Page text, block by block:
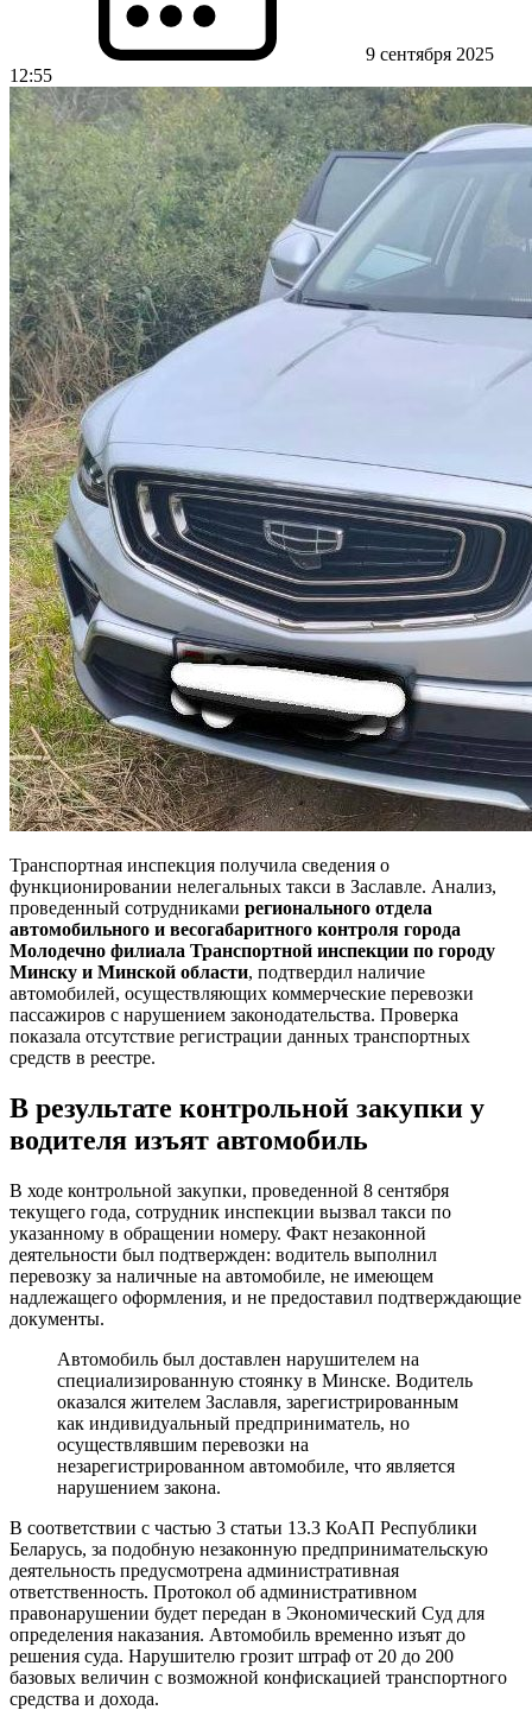
9 сентября 2025
12:55
Транспортная инспекция получила сведения о
функционировании нелегальных такси в Заславле. Анализ,
проведенный сотрудниками регионального отдела
автомобильного и весогабаритного контроля города
Молодечно филиала Транспортной инспекции по городу
Минску и Минской области, подтвердил наличие
автомобилей, осуществляющих коммерческие перевозки
пассажиров с нарушением законодательства. Проверка
показала отсутствие регистрации данных транспортных
средств в реестре.
В результате контрольной закупки у
водителя изъят автомобиль
В ходе контрольной закупки, проведенной 8 сентября
текущего года, сотрудник инспекции вызвал такси по
указанному в обращении номеру. Факт незаконной
деятельности был подтвержден: водитель выполнил
перевозку за наличные на автомобиле, не имеющем
надлежащего оформления, и не предоставил подтверждающие
документы.
Автомобиль был доставлен нарушителем на
специализированную стоянку в Минске. Водитель
оказался жителем Заславля, зарегистрированным
как индивидуальный предприниматель, но
осуществлявшим перевозки на
незарегистрированном автомобиле, что является
нарушением закона.
В соответствии с частью 3 статьи 13.3 КоАП Республики
Беларусь, за подобную незаконную предпринимательскую
деятельность предусмотрена административная
ответственность. Протокол об административном
правонарушении будет передан в Экономический Суд для
определения наказания. Автомобиль временно изъят до
решения суда. Нарушителю грозит штраф от 20 до 200
базовых величин с возможной конфискацией транспортного
средства и дохода.